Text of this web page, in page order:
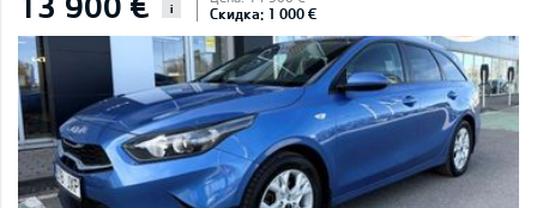
i Скидка: 1 000 €